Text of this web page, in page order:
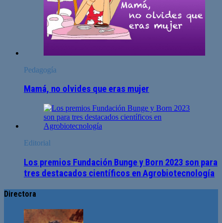
Pedagogía
Mamá, no olvides que eras mujer
Editorial
Los premios Fundación Bunge y Born 2023 son para
tres destacados científicos en Agrobiotecnología
Directora